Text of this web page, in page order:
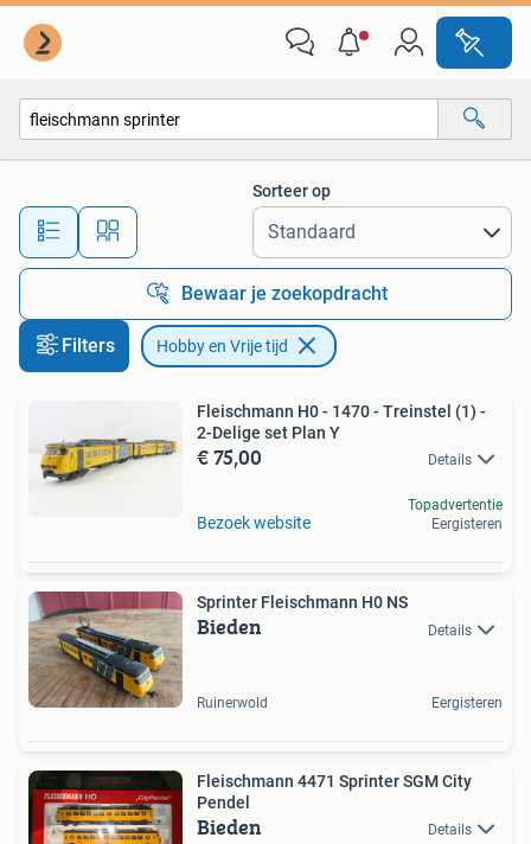
Alle afstanden…
Sorteer op
Bewaar je zoekopdracht
Filters Hobby en Vrije tijd
Fleischmann H0 - 1470 - Treinstel (1) -
2-Delige set Plan Y
€ 75,00 Details
Bezoek website
Topadvertentie
Eergisteren
Sprinter Fleischmann H0 NS
Bieden Details
Ruinerwold Eergisteren
Fleischmann 4471 Sprinter SGM City
Pendel
Bieden Details